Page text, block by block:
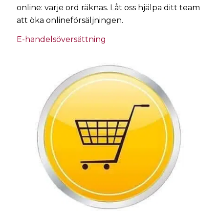
online: varje ord räknas. Låt oss hjälpa ditt team
att öka onlineförsäljningen.
E-handelsöversättning